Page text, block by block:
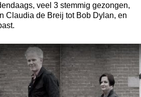
veel 3 stemmig gezongen,
Claudia de Breij tot Bob Dylan, en